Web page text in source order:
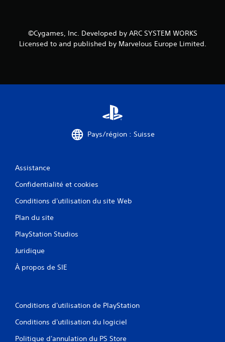
©Cygames, Inc. Developed by ARC SYSTEM WORKS
Licensed to and published by Marvelous Europe Limited.
Pays/région : Suisse
Assistance
Confidentialité et cookies
Conditions d'utilisation du site Web
Plan du site
PlayStation Studios
Juridique
À propos de SIE
Conditions d'utilisation de PlayStation
Conditions d'utilisation du logiciel
Politique d'annulation du PS Store